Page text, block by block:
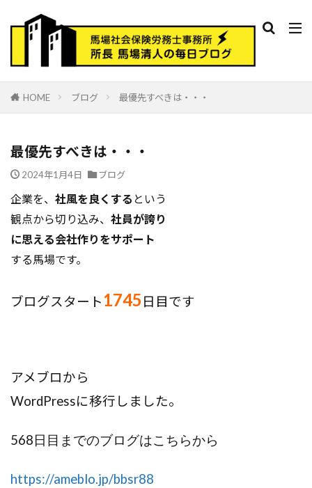
HOME ブログ 最優先すべきは・・・
最優先すべきは・・・
2024年1月4日 ブログ
企業を、 社風を良くする という
観点から切り込み、 社員が誇り
に思える会社作りをサポート
する馬場です。
ブログスタート 1745 日目です
アメブロから
WordPressに移行しました。
568日目までのブログはこちらから
https://ameblo.jp/bbsr88